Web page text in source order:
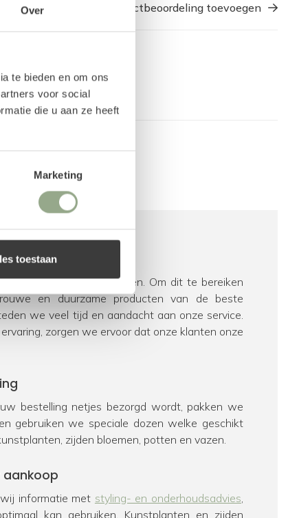
Over
te bieden en om ons
voor social
die u aan ze heeft
Marketing
toestaan
Een productbeoordeling toevoegen
van enthousiaste klanten. Om dit te bereiken
en duurzame producten van de beste
we veel tijd en aandacht aan onze service.
zorgen we ervoor dat onze klanten onze
bestelling netjes bezorgd wordt, pakken we
gebruiken we speciale dozen welke geschikt
zijden bloemen, potten en vazen.
aankoop
informatie met styling- en onderhoudsadvies,
kan gebruiken. Kunstplanten en zijden